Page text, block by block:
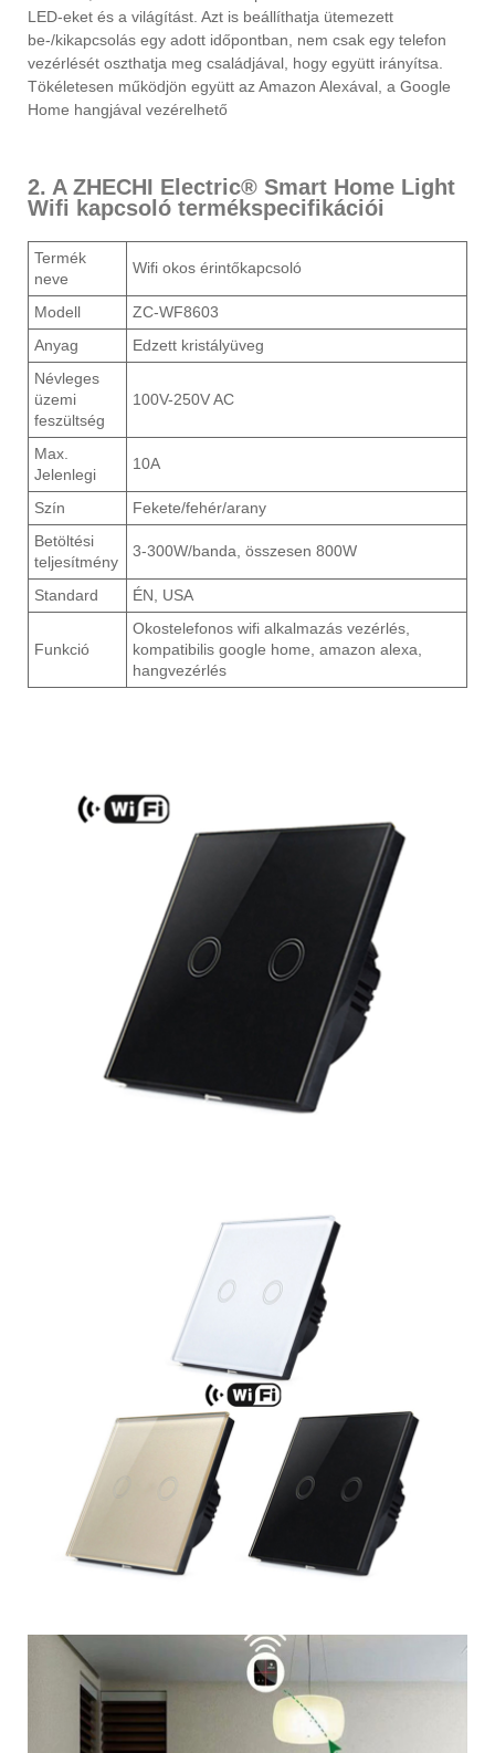
LED-eket és a világítást. Azt is beállíthatja ütemezett
be-/kikapcsolás egy adott időpontban, nem csak egy telefon
vezérlését oszthatja meg családjával, hogy együtt irányítsa.
Tökéletesen működjön együtt az Amazon Alexával, a Google
Home hangjával vezérelhető
2. A ZHECHI Electric® Smart Home Light
Wifi kapcsoló termékspecifikációi
Termék
neve
Wifi okos érintőkapcsoló
Modell
ZC-WF8603
Anyag
Edzett kristályüveg
Névleges
üzemi
feszültség
100V-250V AC
Max.
Jelenlegi
10A
Szín
Fekete/fehér/arany
Betöltési
teljesítmény
3-300W/banda, összesen 800W
Standard ÉN, USA
Funkció
Okostelefonos wifi alkalmazás vezérlés,
kompatibilis google home, amazon alexa,
hangvezérlés